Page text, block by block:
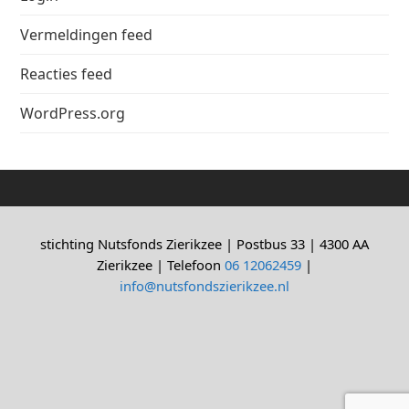
Vermeldingen feed
Reacties feed
WordPress.org
stichting Nutsfonds Zierikzee | Postbus 33 | 4300 AA
Zierikzee | Telefoon 06 12062459 |
info@nutsfondszierikzee.nl